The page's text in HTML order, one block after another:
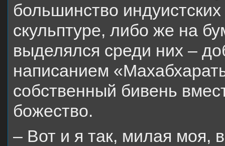
большинство
скульптуре, либо же на
выделялся среди них –
написанием
собственный бивень
божество.
– Вот и я так, милая моя,